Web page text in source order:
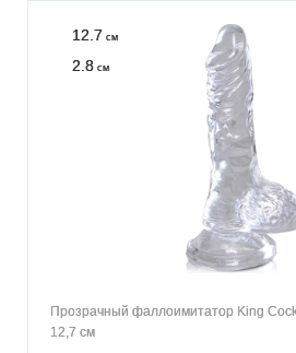
12.7 см
2.8 см
Прозрачный фаллоимитатор King
12,7 см